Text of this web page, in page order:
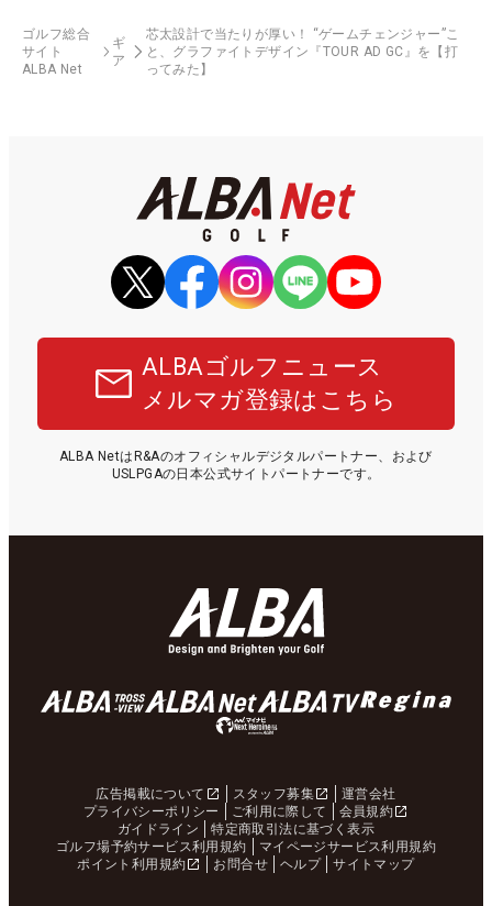
ゴルフ総合
サイト
ALBA Net
ギ
ア
芯太設計で当たりが厚い！ “ゲームチェンジャー”こ
と、グラファイトデザイン『TOUR AD GC』を【打
ってみた】
ALBAゴルフニュース
メルマガ登録はこちら
ALBA NetはR&Aのオフィシャルデジタルパートナー、および
USLPGAの日本公式サイトパートナーです。
広告掲載について スタッフ募集
運営会社
プライバシーポリシー
ご利用に際して
会員規約
ガイドライン
特定商取引法に基づく表示
ゴルフ場予約サービス利用規約
マイページサービス利用規約
ポイント利用規約
お問合せ ヘルプ サイトマップ